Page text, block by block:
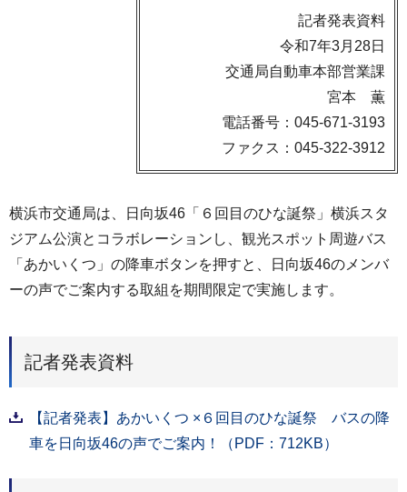
記者発表資料
令和7年3月28日
交通局自動車本部営業課
宮本 薫
電話番号：045-671-3193
ファクス：045-322-3912
横浜市交通局は、日向坂46「６回目のひな誕祭」横浜スタ
ジアム公演とコラボレーションし、観光スポット周遊バス
「あかいくつ」の降車ボタンを押すと、日向坂46のメンバ
ーの声でご案内する取組を期間限定で実施します。
記者発表資料
【記者発表】あかいくつ ×６回目のひな誕祭 バスの降
車を日向坂46の声でご案内！（PDF：712KB）